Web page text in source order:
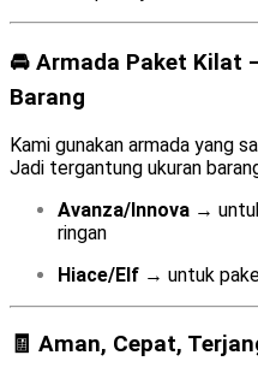
🚘 Armada Paket Kilat
Barang
Kami gunakan armada yang
Jadi tergantung ukuran
Avanza/Innova →
ringan
Hiace/Elf → untuk
🧾 Aman, Cepat,